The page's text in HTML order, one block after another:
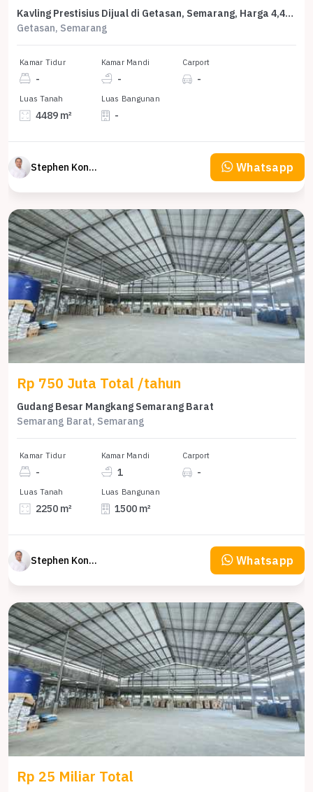
Kavling Prestisius Dijual di Getasan, Semarang, Harga 4,48 Miliar
Getasan, Semarang
Kamar Tidur
-
Kamar Mandi
-
Carport
-
Luas Tanah
4489 m²
Luas Bangunan
-
Stephen Konsultan Properti Whatsapp
Rp 750 Juta Total /tahun
Gudang Besar Mangkang Semarang Barat
Semarang Barat, Semarang
Kamar Tidur
-
Kamar Mandi
1
Carport
-
Luas Tanah
2250 m²
Luas Bangunan
1500 m²
Stephen Konsultan Properti Whatsapp
Rp 25 Miliar Total